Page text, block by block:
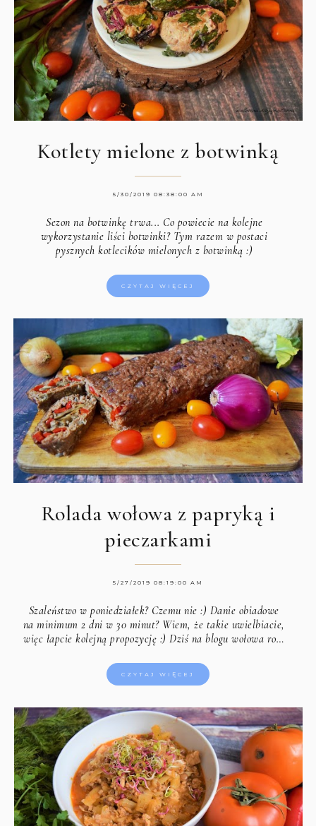
Kotlety mielone z botwinką
5/30/2019 08:38:00 AM
Sezon na botwinkę trwa... Co powiecie na kolejne
wykorzystanie liści botwinki? Tym razem w postaci
pysznych kotlecików mielonych z botwinką :)
CZYTAJ WIĘCEJ
Rolada wołowa z papryką i
pieczarkami
5/27/2019 08:19:00 AM
Szaleństwo w poniedziałek? Czemu nie :) Danie obiadowe
na minimum 2 dni w 30 minut? Wiem, że takie uwielbiacie,
więc łapcie kolejną propozycję :) Dziś na blogu wołowa ro…
CZYTAJ WIĘCEJ